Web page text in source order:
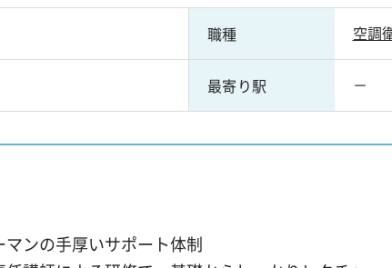
職種 空調
最寄り駅 －
ンの手厚いサポート体制